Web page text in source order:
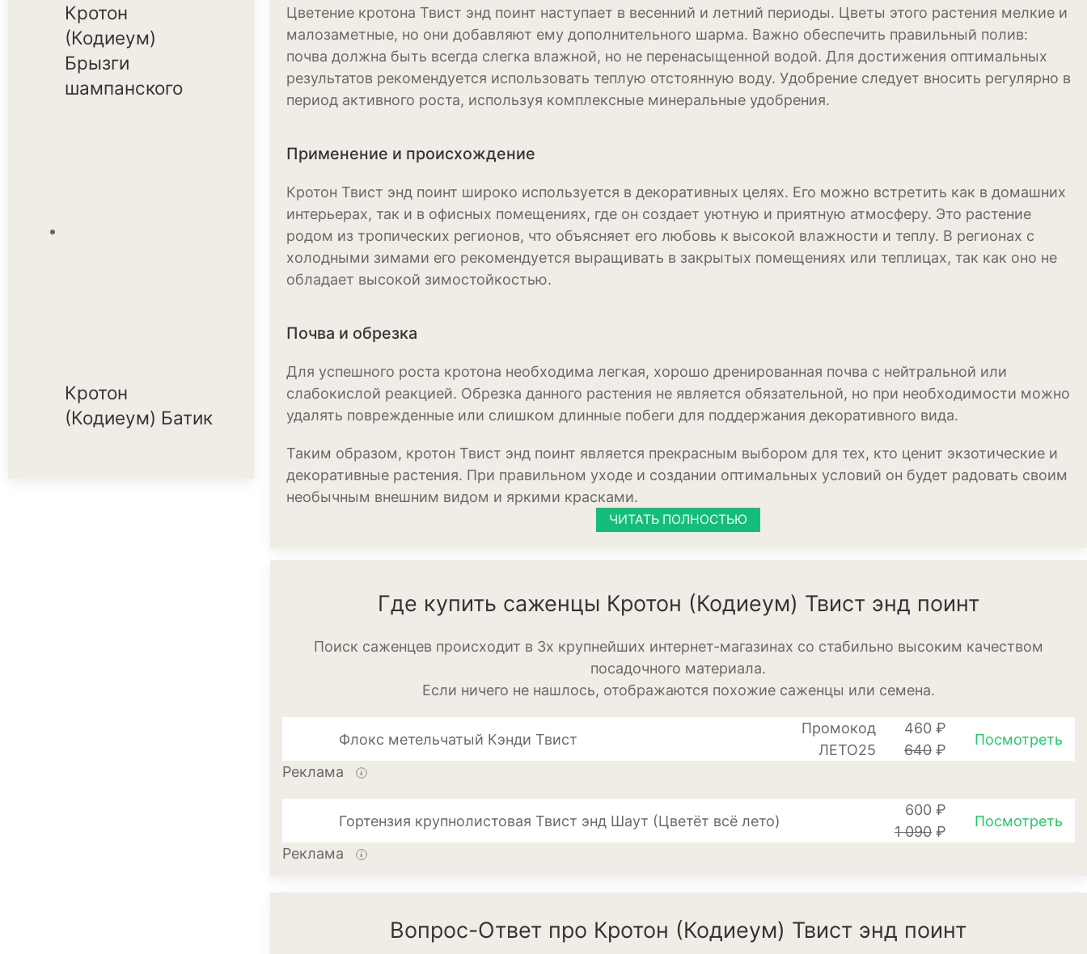
Хоста
Хризантема
Цинния
Эшшольция
Зерновые культуры
Кукуруза
Комнатные растения
Аглаонема
Алоказия
Антуриум
Бегония
Диффенбахия
Кротон или кодиеум
Орхидея
Фикус
Кустарники и деревья
Бузина
Кротон
(Кодиеум)
Брызги
шампанского
Кротон
(Кодиеум) Батик
Цветение кротона Твист энд поинт наступает в весенний и летний периоды. Цветы этого растения мелкие и
малозаметные, но они добавляют ему дополнительного шарма. Важно обеспечить правильный полив:
почва должна быть всегда слегка влажной, но не перенасыщенной водой. Для достижения оптимальных
результатов рекомендуется использовать теплую отстоянную воду. Удобрение следует вносить регулярно в
период активного роста, используя комплексные минеральные удобрения.
Применение и происхождение
Кротон Твист энд поинт широко используется в декоративных целях. Его можно встретить как в домашних
интерьерах, так и в офисных помещениях, где он создает уютную и приятную атмосферу. Это растение
родом из тропических регионов, что объясняет его любовь к высокой влажности и теплу. В регионах с
холодными зимами его рекомендуется выращивать в закрытых помещениях или теплицах, так как оно не
обладает высокой зимостойкостью.
Почва и обрезка
Для успешного роста кротона необходима легкая, хорошо дренированная почва с нейтральной или
слабокислой реакцией. Обрезка данного растения не является обязательной, но при необходимости можно
удалять поврежденные или слишком длинные побеги для поддержания декоративного вида.
Таким образом, кротон Твист энд поинт является прекрасным выбором для тех, кто ценит экзотические и
декоративные растения. При правильном уходе и создании оптимальных условий он будет радовать своим
необычным внешним видом и яркими красками.
ЧИТАТЬ ПОЛНОСТЬЮ
Где купить саженцы Кротон (Кодиеум) Твист энд поинт
Поиск саженцев происходит в 3х крупнейших интернет-магазинах со стабильно высоким качеством
посадочного материала.
Если ничего не нашлось, отображаются похожие саженцы или семена.
Флокс метельчатый Кэнди Твист
Промокод
ЛЕТО25
460 ₽
640 ₽
Посмотреть
Реклама
Гортензия крупнолистовая Твист энд Шаут (Цветёт всё лето)
600 ₽
1 090 ₽
Посмотреть
Реклама
Вопрос-Ответ про Кротон (Кодиеум) Твист энд поинт